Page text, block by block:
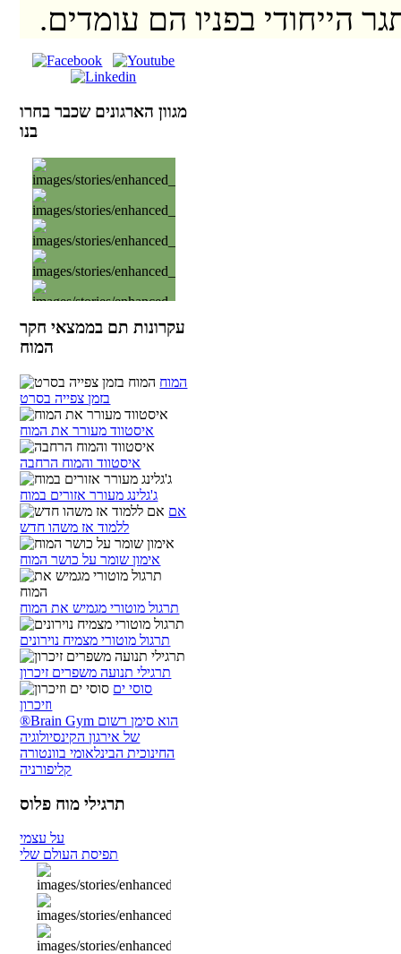
הייחודי בפניו הם עומדים.
מגוון הארגונים שכבר בחרו
בנו
עקרונות תם בממצאי חקר
המוח
המוח
בזמן צפייה בסרט
איסטווד מעורר את המוח
איסטווד והמוח הרחבה
ג'גלינג מעורר אזורים במוח
אם
ללמוד אז משהו חדש
אימון שומר על כושר המוח
תרגול מוטורי מגמיש את המוח
תרגול מוטורי מצמיח נוירונים
תרגילי תנועה משפרים זיכרון
סוסי ים
וזיכרון
®Brain Gym הוא סימן רשום
של אירגון הקינסיולוגיה
החינוכית הבינלאומי בוונטורה
קליפורניה
תרגילי מוח פלוס
על עצמי
תפיסת העולם שלי